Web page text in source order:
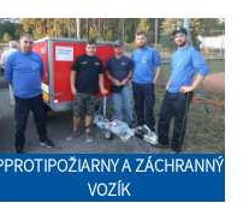
A ZÁCHRANNÝ
VOZÍK